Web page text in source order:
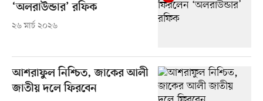
‘অলরাউন্ডার’ রফিক
২৬ মার্চ ২০২৬
আশরাফুল নিশ্চিত, জাকের আলী
জাতীয় দলে ফিরবেন